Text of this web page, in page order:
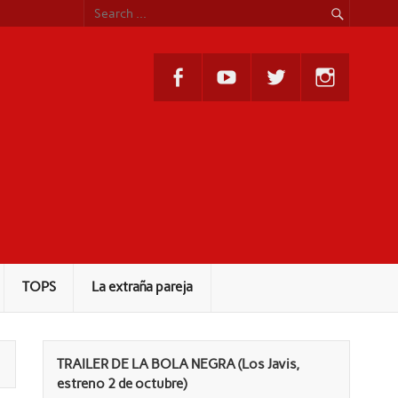
TOPS La extraña pareja
TRAILER DE LA BOLA NEGRA (Los Javis,
estreno 2 de octubre)